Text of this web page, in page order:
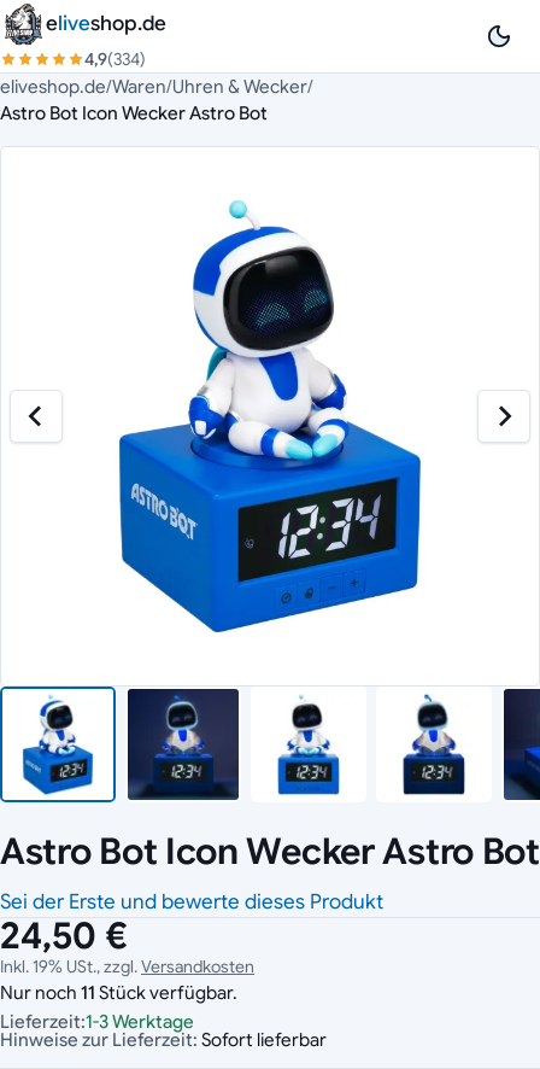
Zum Inhalt springen
eliveshop.de
4,9(334)
eliveshop.de/Waren/Uhren & Wecker/
Astro Bot Icon Wecker Astro Bot
Astro Bot Icon Wecker Astro Bot
Sei der Erste und bewerte dieses Produkt
24,50 €
Inkl. 19% USt., zzgl.Versandkosten
Nur noch 11 Stück verfügbar.
Lieferzeit:1-3 Werktage
Hinweise zur Lieferzeit: Sofort lieferbar